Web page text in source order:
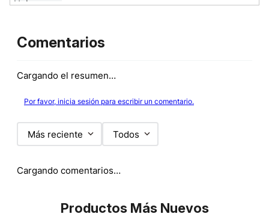
Comentarios
Cargando el resumen…
Por favor, inicia sesión para escribir un comentario.
Más reciente Todos
Cargando comentarios…
Productos Más Nuevos